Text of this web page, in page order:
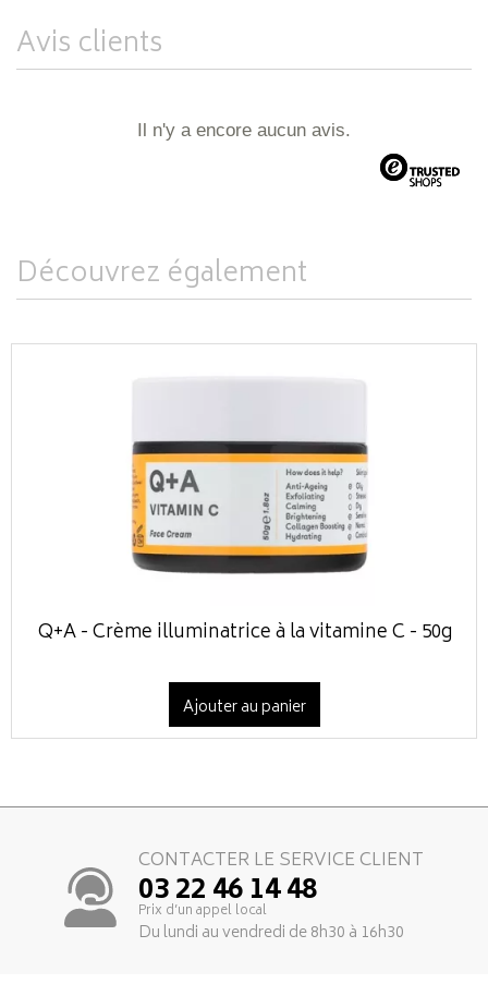
Avis clients
Il n'y a encore aucun avis.
Découvrez également
Q+A - Crème illuminatrice à la vitamine C - 50g
Ajouter au panier
CONTACTER LE SERVICE CLIENT
03 22 46 14 48
Prix d’un appel local
Du lundi au vendredi de 8h30 à 16h30